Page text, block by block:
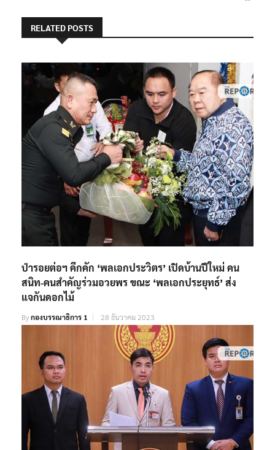
RELATED POSTS
ป่ารอยต่อฯ คึกคัก ‘พลเอกประวิตร’ เปิดบ้านปีใหม่ คน
สนิท-คนสำคัญร่วมอวยพร ขณะ ‘พลเอกประยุทธ์’ ส่ง
แจกันดอกไม้
Byกองบรรณาธิการ 1 28 ธันวาคม 2023